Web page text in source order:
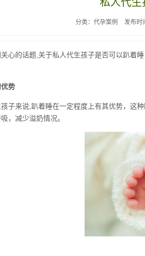
分类：代孕案例 发布时
心的话题,关于私人代生孩子是否可以趴着
势
子来说,趴着睡在一定程度上有其优势，这
，减少溢奶情况。